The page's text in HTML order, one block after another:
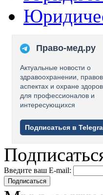
Право-мед.ру
Актуальные новости о
здравоохранении,
аспектах и охране
для профессионалов и
интересующихся
Подписаться в
Введите ваш E-mail:
Подписаться